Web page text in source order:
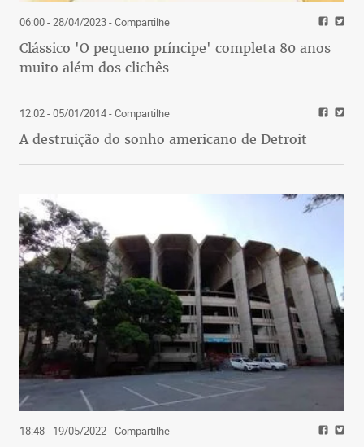
06:00 - 28/04/2023- Compartilhe
Clássico 'O pequeno príncipe' completa 80 anos
muito além dos clichês
12:02 - 05/01/2014- Compartilhe
A destruição do sonho americano de Detroit
18:48 - 19/05/2022- Compartilhe